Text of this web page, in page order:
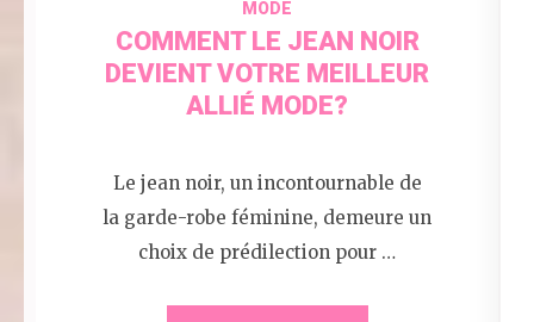
MODE
COMMENT LE JEAN NOIR
DEVIENT VOTRE MEILLEUR
ALLIÉ MODE?
Le jean noir, un incontournable de
la garde-robe féminine, demeure un
choix de prédilection pour …